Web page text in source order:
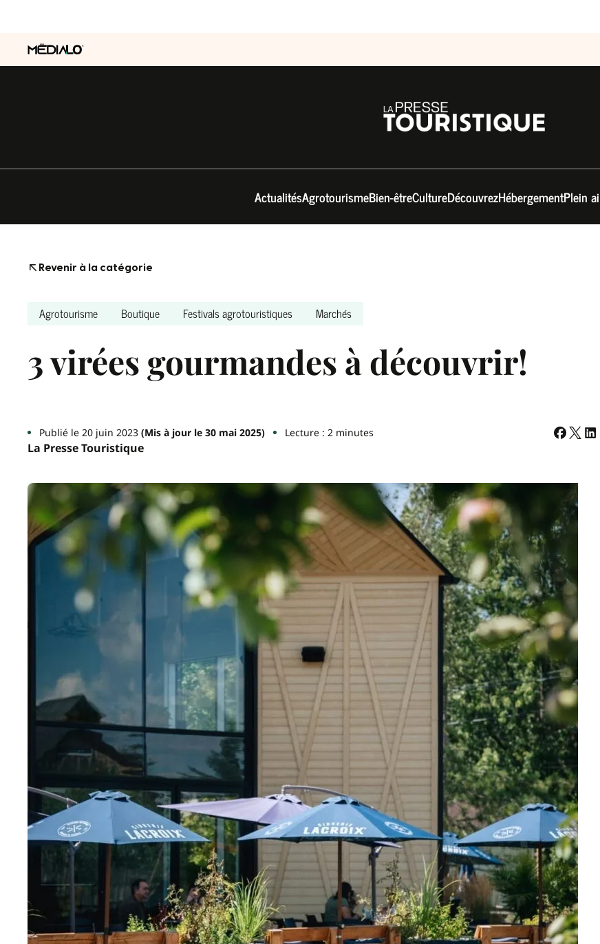
ActualitésAgrotourismeBien-êtreCultureDécouvrezHébergementPlein
Revenir à la catégorie
Agrotourisme Boutique Festivals agrotouristiques Marchés
3 virées gourmandes à découvrir!
Publié le 20 juin 2023(Mis à jour le 30 mai 2025) Lecture : 2 minutes
La Presse Touristique